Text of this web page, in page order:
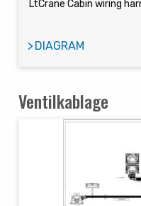
LtCrane Cabin wiring
DIAGRAM
Ventilkablage